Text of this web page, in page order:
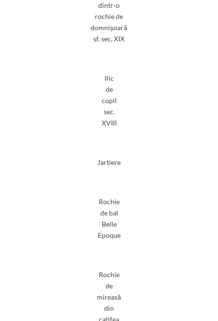
dintr-o
rochie de
domnișoară
sf. sec, XIX
Ilic
de
copil
sec.
XVIII
Jartiere
Rochie
de bal
Belle
Epoque
Rochie
de
mireasă
din
catifea